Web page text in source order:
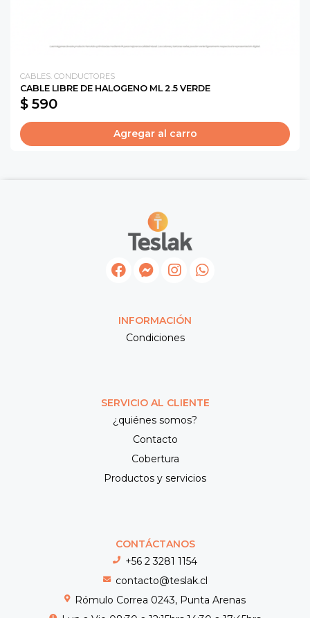
CABLES. CONDUCTORES
CABLE LIBRE DE HALOGENO ML 2.5 VERDE
$ 590
Agregar al carro
INFORMACIÓN
Condiciones
SERVICIO AL CLIENTE
¿quiénes somos?
Contacto
Cobertura
Productos y servicios
CONTÁCTANOS
+56 2 3281 1154
contacto@teslak.cl
Rómulo Correa 0243, Punta Arenas